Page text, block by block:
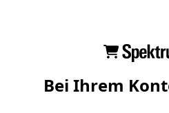
Bei Ihrem